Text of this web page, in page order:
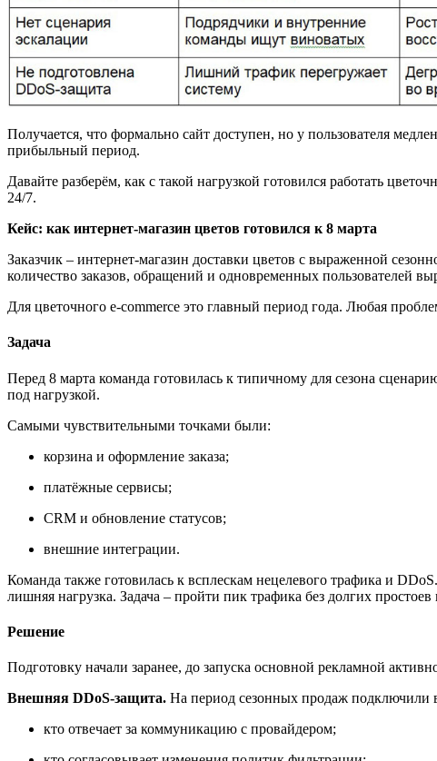
Получается, что формально сайт доступен, но у пользователя
прибыльный период.
Давайте разберём, как с такой нагрузкой готовился работать
24/7.
Кейс: как интернет-магазин цветов готовился к 8 марта
Заказчик – интернет-магазин доставки цветов с выраженной
количество заказов, обращений и одновременных пользователей
Для цветочного e-commerce это главный период года. Любая
Задача
Перед 8 марта команда готовилась к типичному для сезона
под нагрузкой.
Самыми чувствительными точками были:
корзина и оформление заказа;
платёжные сервисы;
CRM и обновление статусов;
внешние интеграции.
Команда также готовилась к всплескам нецелевого трафика и
лишняя нагрузка. Задача – пройти пик трафика без долгих
Решение
Подготовку начали заранее, до запуска основной рекламной
Внешняя DDoS-защита. На период сезонных продаж подключили
кто отвечает за коммуникацию с провайдером;